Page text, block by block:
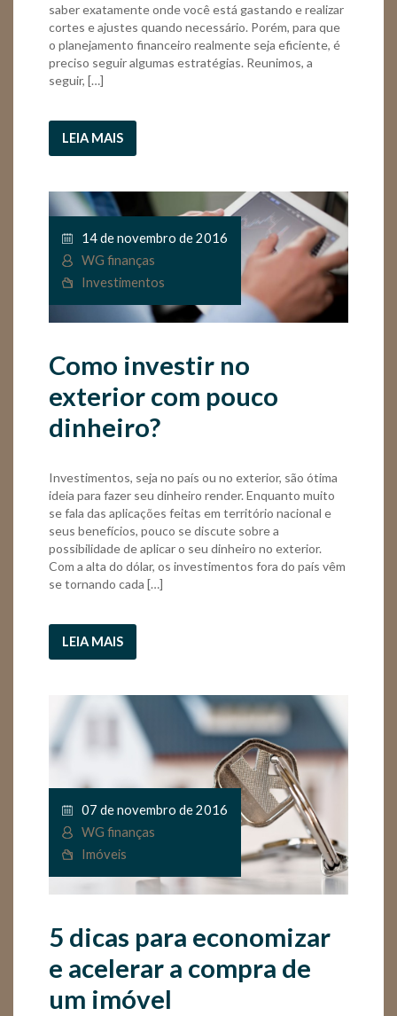
saber exatamente onde você está gastando e realizar
cortes e ajustes quando necessário. Porém, para que
o planejamento financeiro realmente seja eficiente, é
preciso seguir algumas estratégias. Reunimos, a
seguir, […]
LEIA MAIS
14 de novembro de 2016
WG finanças
Investimentos
Como investir no
exterior com pouco
dinheiro?
Investimentos, seja no país ou no exterior, são ótima
ideia para fazer seu dinheiro render. Enquanto muito
se fala das aplicações feitas em território nacional e
seus benefícios, pouco se discute sobre a
possibilidade de aplicar o seu dinheiro no exterior.
Com a alta do dólar, os investimentos fora do país vêm
se tornando cada […]
LEIA MAIS
07 de novembro de 2016
WG finanças
Imóveis
5 dicas para economizar
e acelerar a compra de
um imóvel